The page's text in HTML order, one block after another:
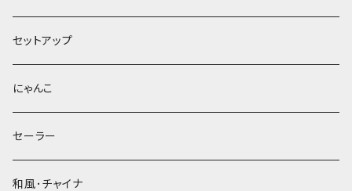
セットアップ
にゃんこ
セーラー
和風･チャイナ